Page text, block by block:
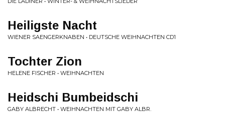
Heiligste Nacht
WIENER SAENGERKNABEN • DEUTSCHE WEIHNACHTEN CD1
Tochter Zion
HELENE FISCHER • WEIHNACHTEN
Heidschi Bumbeidschi
GABY ALBRECHT • WEIHNACHTEN MIT GABY ALBR.